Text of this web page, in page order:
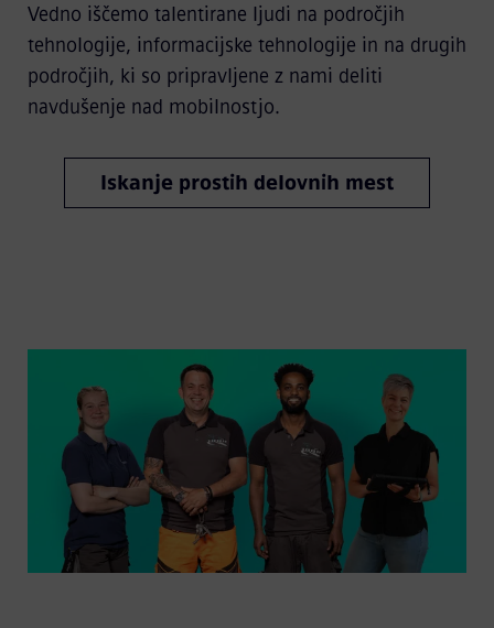
Vedno iščemo talentirane ljudi na področjih
tehnologije, informacijske tehnologije in na drugih
področjih, ki so pripravljene z nami deliti
navdušenje nad mobilnostjo.
Iskanje prostih delovnih mest